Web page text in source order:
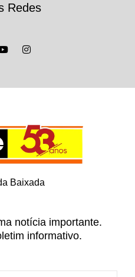
Redes
Baixada
notícia importante.
informativo.